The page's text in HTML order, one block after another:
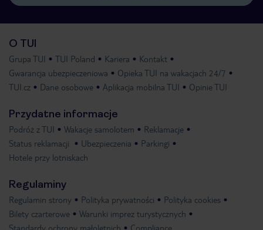
O TUI
Grupa TUI TUI Poland Kariera
Kontakt
Gwarancja ubezpieczeniowa
Opieka TUI na wakacjach 24/7
TUI.cz
Dane osobowe Aplikacja mobilna TUI Opinie TUI
Przydatne informacje
Podróż z TUI Wakacje samolotem
Reklamacje
Status reklamacji
Ubezpieczenia
Parkingi
Hotele przy lotniskach
Regulaminy
Regulamin strony Polityka prywatności
Polityka cookies
Bilety czarterowe
Warunki imprez turystycznych
Standardy ochrony małoletnich
Compliance